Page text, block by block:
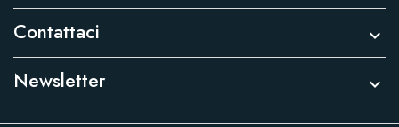
Contattaci 
Newsletter 